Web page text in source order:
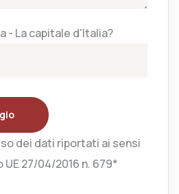
- La capitale d'Italia?
dei dati riportati ai sensi
27/04/2016 n. 679*